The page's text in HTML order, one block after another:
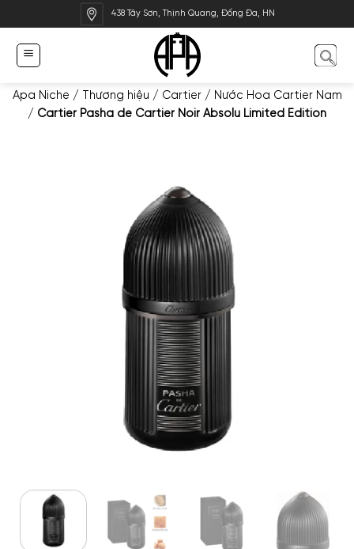
qua
dung
438 Tây Sơn, Thịnh Quang, Đống Đa, HN
Apa Niche / Thương hiệu / Cartier/ Nước Hoa Cartier Nam
/ Cartier Pasha de Cartier Noir Absolu Limited Edition